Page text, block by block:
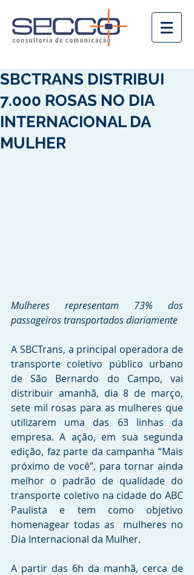
SBCTRANS DISTRIBUI
7.000 ROSAS NO DIA
INTERNACIONAL DA
MULHER
Mulheres representam 73% dos
passageiros transportados diariamente
A SBCTrans, a principal operadora de
transporte coletivo público urbano
de São Bernardo do Campo, vai
distribuir amanhã, dia 8 de março,
sete mil rosas para as mulheres que
utilizarem uma das 63 linhas da
empresa. A ação, em sua segunda
edição, faz parte da campanha “Mais
próximo de você”, para tornar ainda
melhor o padrão de qualidade do
transporte coletivo na cidade do ABC
Paulista e tem como objetivo
homenagear todas as  mulheres no
Dia Internacional da Mulher.
A partir das 6h da manhã, cerca de